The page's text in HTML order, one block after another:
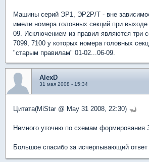
Машины серий ЭР1, ЭР2Р/Т - вне
имели номера головных секций при
09. Исключением из правил являются три
7099, 7100 у которых номера головных
"старым правилам" 01-02...06-09.
AlexD
31 мая 2008 - 15:34
Цитата(MiStar @ May 31 2008, 22:30)
Немного уточню по схемам формирования
Большое спасибо за исчерпывающий ответ